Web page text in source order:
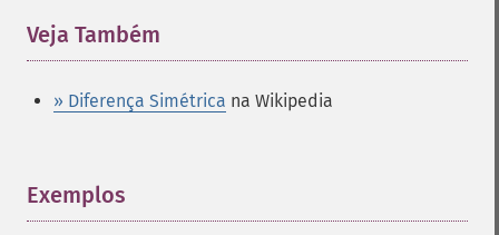
Veja Também
» Diferença Simétrica na Wikipedia
Exemplos